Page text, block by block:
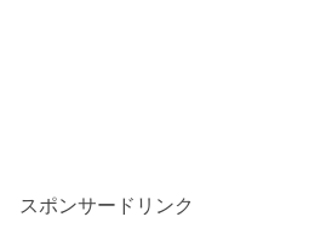
スポンサードリンク